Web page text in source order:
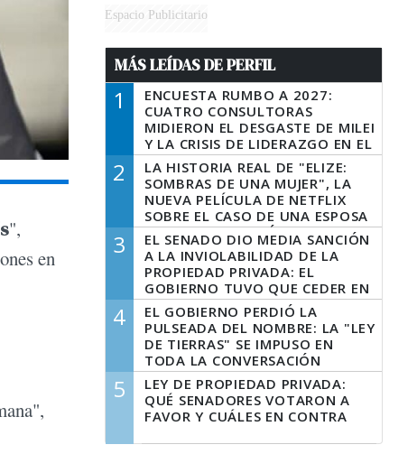
",
en
Espacio Publicitario
MÁS LEÍDAS DE PERFIL
1
ENCUESTA RUMBO A 2027:
CUATRO CONSULTORAS
MIDIERON EL DESGASTE DE MILEI
Y LA CRISIS DE LIDERAZGO EN EL
PERONISMO
2
LA HISTORIA REAL DE "ELIZE:
SOMBRAS DE UNA MUJER", LA
NUEVA PELÍCULA DE NETFLIX
SOBRE EL CASO DE UNA ESPOSA
QUE DESCUARTIZÓ A SU
MARIDO
3
EL SENADO DIO MEDIA SANCIÓN
A LA INVIOLABILIDAD DE LA
PROPIEDAD PRIVADA: EL
GOBIERNO TUVO QUE CEDER EN
LA LEY DEL MANEJO DEL FUEGO
4
EL GOBIERNO PERDIÓ LA
PULSEADA DEL NOMBRE: LA "LEY
DE TIERRAS" SE IMPUSO EN
TODA LA CONVERSACIÓN
DIGITAL
5
LEY DE PROPIEDAD PRIVADA:
QUÉ SENADORES VOTARON A
FAVOR Y CUÁLES EN CONTRA